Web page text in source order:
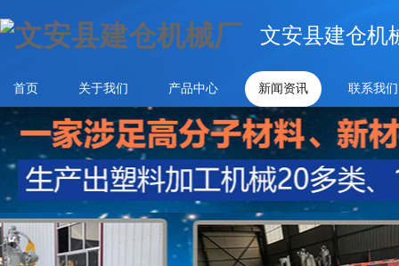
文安县建仓机
首页 关于我们 产品中心 新闻资讯 联系我们